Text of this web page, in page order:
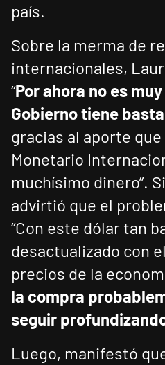
país.
Sobre la merma de
internacionales,
“Por ahora no es
Gobierno tiene
gracias al aporte
Monetario
muchísimo dinero”.
advirtió que el
“Con este dólar tan
desactualizado con
precios de la
la compra
seguir
Luego, manifestó